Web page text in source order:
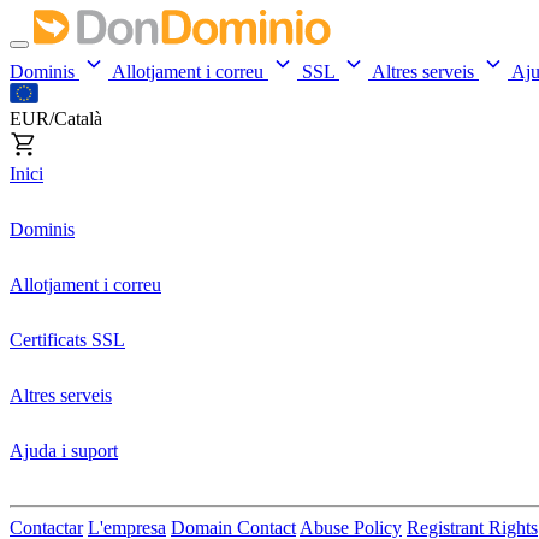
Dominis Allotjament i correu SSL Altres serveis
EUR/Català
Inici
Dominis
Allotjament i correu
Certificats SSL
Altres serveis
Ajuda i suport
Contactar L'empresa Domain Contact Abuse Policy Registrant Rights